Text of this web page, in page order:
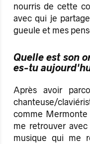
nourris de cette
avec qui je
gueule et mes
Quelle est son
es-tu
Après avoir
chanteuse/
comme Mermonte
me retrouver
musique qui me